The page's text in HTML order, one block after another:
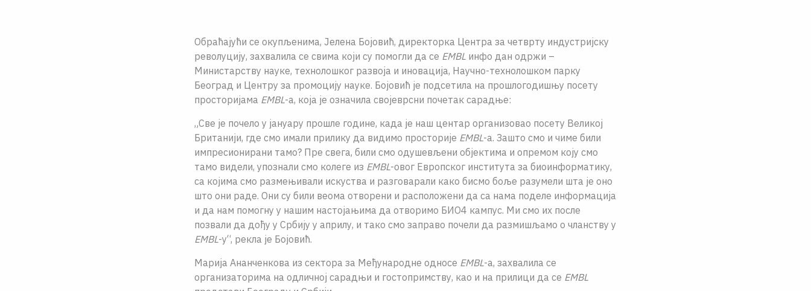
Обраћајући се окупљенима, Јелена Бојовић, директорка Центра за четврту индустријску
револуцију, захвалила се свима који су помогли да се EMBLинфо дан одржи –
Министарству науке, технолошког развоја и иновација, Научно-технолошком парку
Београд и Центру за промоцију науке. Бојовић је подсетила на прошлогодишњу посету
просторијама EMBL-а, која је означила својеврсни почетак сарадње:
„Све је почело у јануару прошле године, када је наш центар организовао посету Великој
Британији, где смо имали прилику да видимо просторије EMBL-а. Зашто смо и чиме били
импресионирани тамо? Пре свега, били смо одушевљени објектима и опремом коју смо
тамо видели, упознали смо колеге из EMBL-овог Европског института за биоинформатику,
са којима смо размењивали искуства и разговарали како бисмо боље разумели шта је оно
што они раде. Они су били веома отворени и расположени да са нама поделе информација
и да нам помогну у нашим настојањима да отворимо БИО4 кампус. Ми смо их после
позвали да дођу у Србију у априлу, и тако смо заправо почели да размишљамо о чланству у
EMBL-у“, рекла је Бојовић.
Марија Ананченкова из сектора за Међународне односе EMBL-а, захвалила се
организаторима на одличној сарадњи и гостопримству, као и на прилици да се EMBL